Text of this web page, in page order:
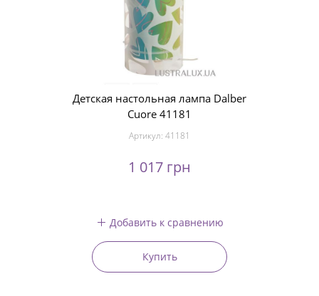
Детская настольная лампа Dalber
Cuore 41181
Артикул: 41181
1 017 грн
Добавить к сравнению
Купить